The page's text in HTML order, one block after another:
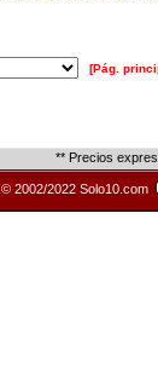
[Pág.
** Precios
© 2002/2022 Solo10.com